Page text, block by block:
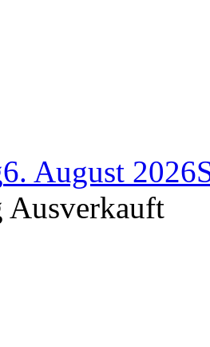
6. August 2026
Ausverkauft